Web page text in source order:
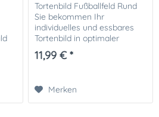
Tortenbild Fußballfeld Rund
Sie bekommen Ihr
individuelles und essbares
Tortenbild in optimaler
Qualität auf Dekor-Plus
Zuckerpapier gedruckt. Ihrer
11,99 € *
Merken